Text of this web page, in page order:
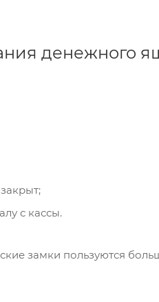
денежного
с кассы.
замки пользуются